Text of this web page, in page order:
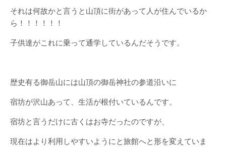
それは何故かと言うと山頂に街があって人が住んでいるか
ら！！！！！！
子供達がこれに乗って通学しているんだそうです。
歴史有る御岳山には山頂の御岳神社の参道沿いに
宿坊が沢山あって、生活が根付いているんです。
宿坊と言うだけに古くはお寺だったのですが、
現在はより利用しやすいようにと旅館へと形を変えていま